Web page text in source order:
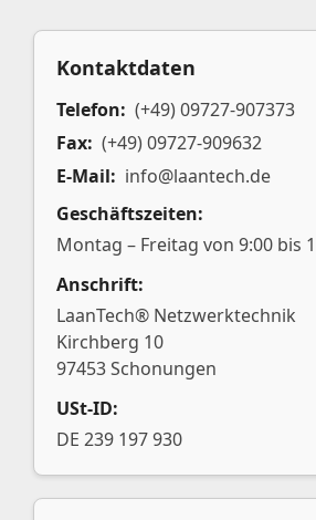
Kontaktdaten
Telefon: (+49) 09727-907373
Fax: (+49) 09727-909632
E-Mail: info@laantech.de
Geschäftszeiten:
Montag – Freitag von 9:00 bis
Anschrift:
LaanTech® Netzwerktechnik
Kirchberg 10
97453 Schonungen
USt-ID:
DE 239 197 930